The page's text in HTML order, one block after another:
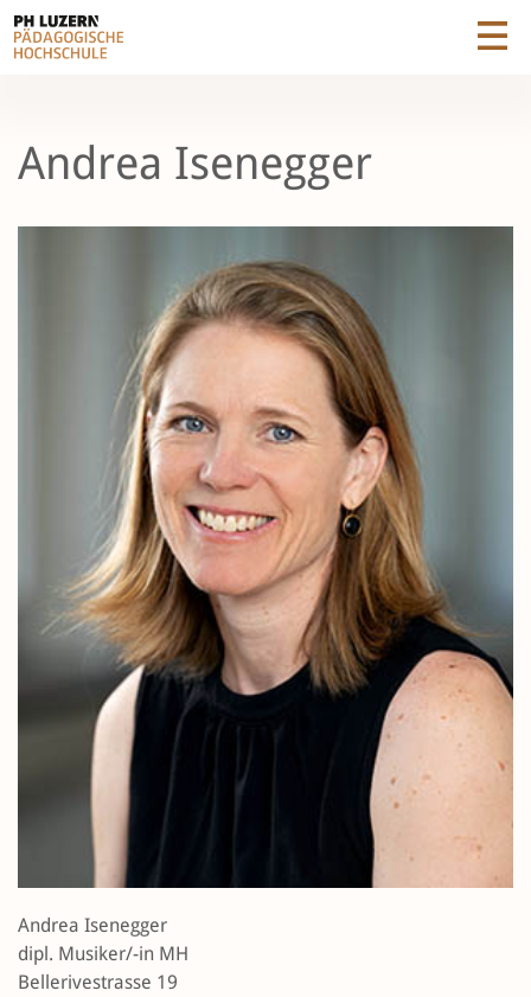
Andrea Isenegger
Andrea Isenegger
dipl. Musiker/-in MH
Bellerivestrasse 19